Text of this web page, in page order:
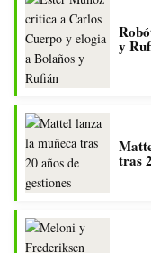
y
tras